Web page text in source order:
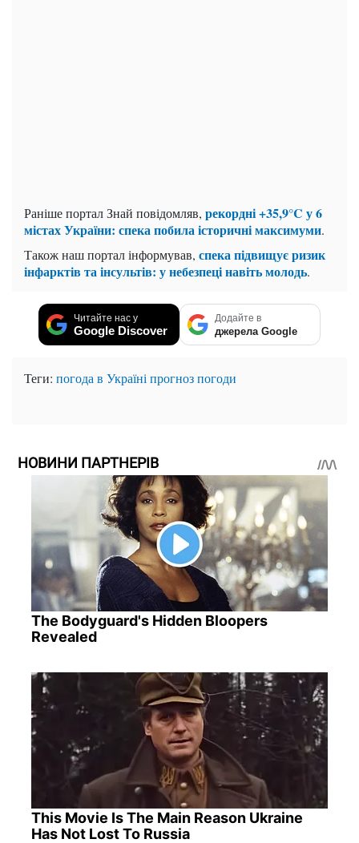
Раніше портал Знай повідомляв, рекордні +35,9°C у 6
містах України: спека побила історичні максимуми.
Також наш портал інформував, спека підвищує ризик
інфарктів та інсультів: у небезпеці навіть молодь.
Читайте нас у
Google Discover
Додайте в
джерела Google
Теги: погода в Україні прогноз погоди
НОВИНИ ПАРТНЕРІВ
The Bodyguard's Hidden Bloopers
Revealed
This Movie Is The Main Reason Ukraine
Has Not Lost To Russia